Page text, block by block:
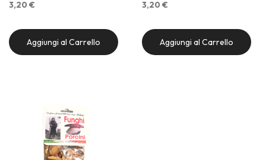
3,20 €
Aggiungi al Carrello
3,20 €
Aggiungi al Carrello